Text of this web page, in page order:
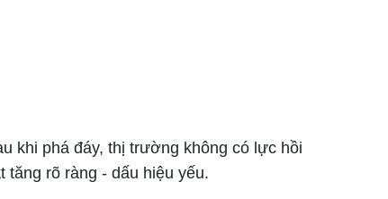
khi phá đáy, thị trường không có lực hồi
rõ ràng - dấu hiệu yếu.